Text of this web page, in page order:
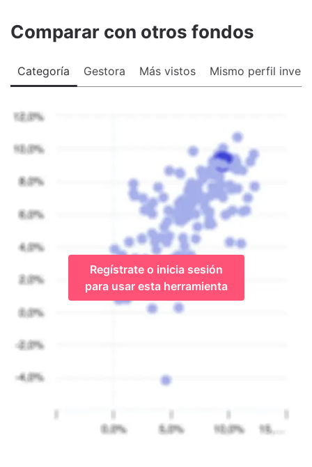
Comparar con otros fondos
Categoría Gestora Más vistos Mismo perfil
Regístrate o inicia sesión
para usar esta herramienta